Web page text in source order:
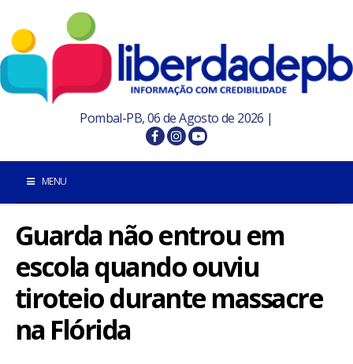
Pombal-PB, 06 de Agosto de 2026 |
MENU
INÍCIO
POMBAL E REGIÃO
Guarda não entrou em
escola quando ouviu
tiroteio durante massacre
na Flórida